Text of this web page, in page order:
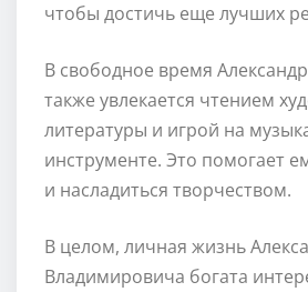
чтобы достичь еще лучших
В свободное время
также увлекается чтением
литературы и игрой на
инструменте. Это помогает
и насладиться творчеством.
В целом, личная жизнь
Владимировича богата